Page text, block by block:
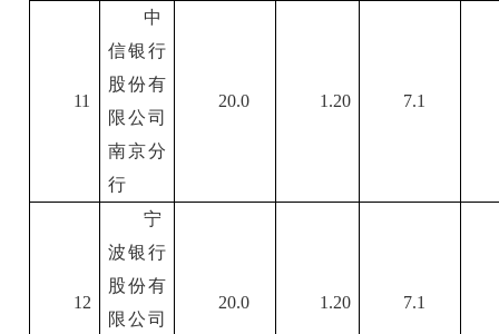
11
中
信银行
股份有
限公司
南京分
行
20.0 1.20 7.1
12
宁
波银行
股份有
限公司
20.0 1.20 7.1